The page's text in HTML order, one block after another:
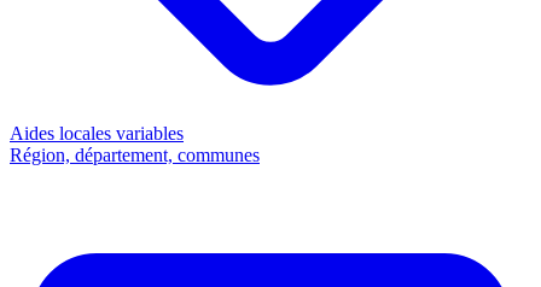
Aides locales variables
Région, département, communes